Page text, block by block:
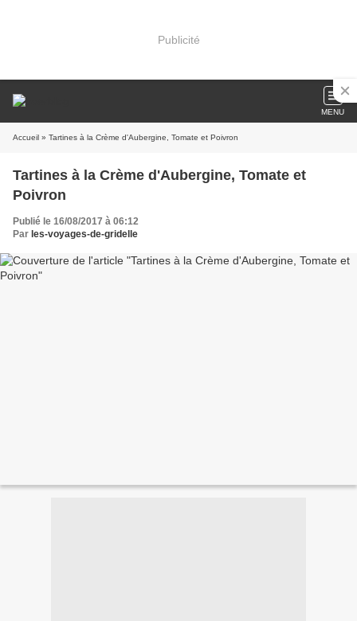
Publicité
MENU
Accueil » Tartines à la Crème d'Aubergine, Tomate et Poivron
Tartines à la Crème d'Aubergine, Tomate et
Poivron
Publié le 16/08/2017 à 06:12
Par les-voyages-de-gridelle